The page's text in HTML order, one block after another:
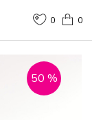
0
0
50 %